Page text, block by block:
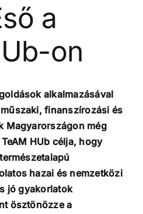
a
on
alkalmazásával
finanszírozási és
Magyarországon még
HUb célja, hogy
hazai és nemzetközi
jó gyakorlatok
ösztönözze a